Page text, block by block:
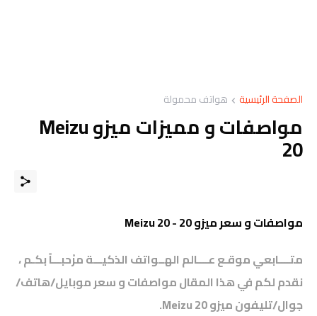
الصفحة الرئيسية هواتف محمولة
مواصفات و مميزات ميزو Meizu
20
مواصفات و سعر ميزو 20 - Meizu 20
متــــابعي موقـع عــــالم الهــواتف الذكيـــة مرْحبـــاً بكـم ،
نقدم لكم في هذا المقال مواصفات و سعر موبايل/هاتف/
جوال/تليفون ميزو Meizu 20.